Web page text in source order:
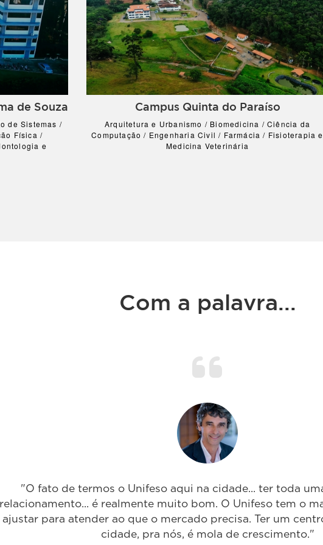
de Souza
de Sistemas /
Física /
e
Campus Quinta do Paraíso
Arquitetura e Urbanismo / Biomedicina / Ciência da
Computação / Engenharia Civil / Farmácia / Fisioterapia e
Medicina Veterinária
Com a palavra...